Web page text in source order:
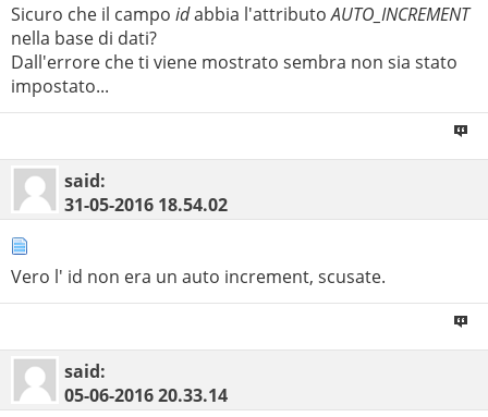
Sicuro che il campo idabbia l'attributoAUTO_INCREMENT
nella base di dati?
Dall'errore che ti viene mostrato sembra non sia stato
impostato...
said:
31-05-2016 18.54.02
Vero l' id non era un auto increment, scusate.
said:
05-06-201620.33.14